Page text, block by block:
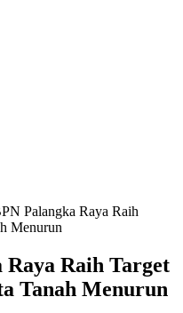
Palangka Raya Raih
Menurun
Raih Target
Tanah Menurun